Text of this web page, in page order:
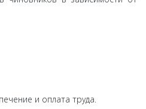
и оплата труда.